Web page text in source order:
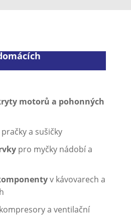
motorů a pohonných
a sušičky
pro myčky nádobí a
v kávovarech a
a ventilační